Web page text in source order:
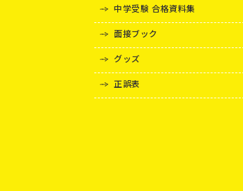
中学受験 合格資料集
面接ブック
グッズ
正誤表